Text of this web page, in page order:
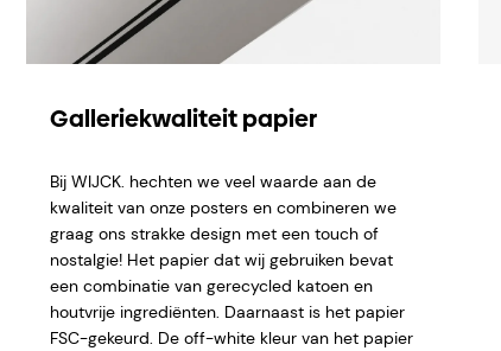
Galleriekwaliteit papier
Bij WIJCK. hechten we veel waarde aan de
kwaliteit van onze posters en combineren we
graag ons strakke design met een touch of
nostalgie! Het papier dat wij gebruiken bevat
een combinatie van gerecycled katoen en
houtvrije ingrediënten. Daarnaast is het papier
FSC-gekeurd. De off-white kleur van het papier